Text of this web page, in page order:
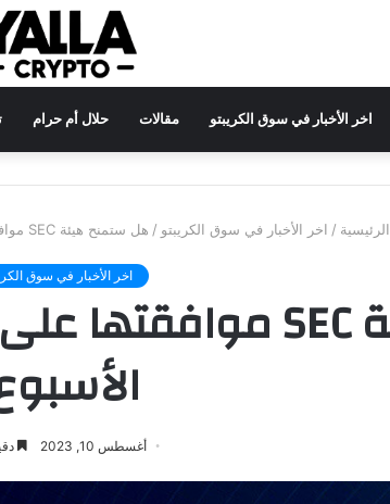
اخر الأخبار في سوق الكريبتو مقالات حلال أم حرام
الرئيسية / اخر الأخبار في سوق الكريبتو / هل ستمنح هيئة SEC موافقتها على صندوق “Ark Invest ETF” هذا الأسبوع؟
اخر الأخبار في سوق
أغسطس 10, 2023